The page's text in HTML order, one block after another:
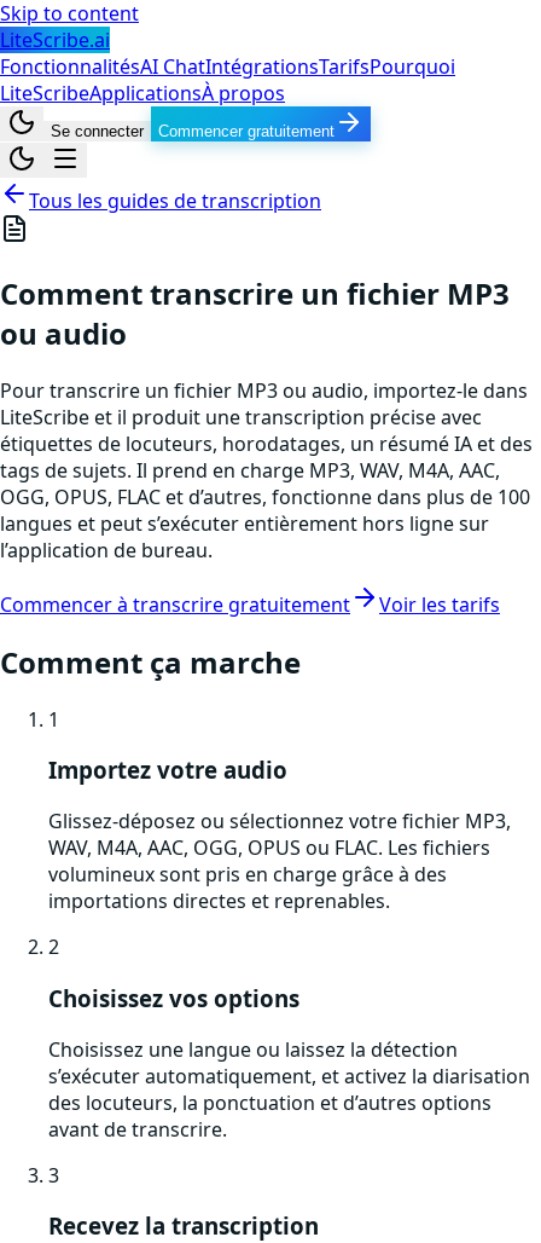
Skip to content
LiteScribe.ai
FonctionnalitésAI ChatIntégrationsTarifsPourquoi
LiteScribeApplicationsÀ propos
Se connecter Commencer gratuitement
Tous les guides de transcription
Comment transcrire un fichier MP3
ou audio
Pour transcrire un fichier MP3 ou audio, importez-le dans
LiteScribe et il produit une transcription précise avec
étiquettes de locuteurs, horodatages, un résumé IA et des
tags de sujets. Il prend en charge MP3, WAV, M4A, AAC,
OGG, OPUS, FLAC et d’autres, fonctionne dans plus de 100
langues et peut s’exécuter entièrement hors ligne sur
l’application de bureau.
Commencer à transcrire gratuitement Voir les tarifs
Comment ça marche
1
Importez votre audio
Glissez-déposez ou sélectionnez votre fichier MP3,
WAV, M4A, AAC, OGG, OPUS ou FLAC. Les fichiers
volumineux sont pris en charge grâce à des
importations directes et reprenables.
2
Choisissez vos options
Choisissez une langue ou laissez la détection
s’exécuter automatiquement, et activez la diarisation
des locuteurs, la ponctuation et d’autres options
avant de transcrire.
3
Recevez la transcription